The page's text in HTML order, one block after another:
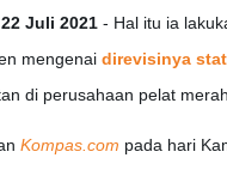
Juli 2021- Hal itu ia
mengenai direvisinya
di perusahaan pelat merah.
Kompas.com pada hari